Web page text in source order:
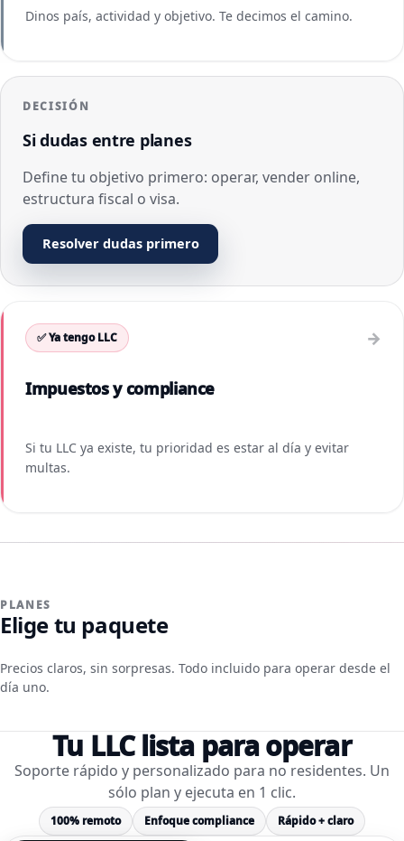
Dinos país, actividad y objetivo. Te decimos el camino.
DECISIÓN
Si dudas entre planes
Define tu objetivo primero: operar, vender online,
estructura fiscal o visa.
Resolver dudas primero
✅ Ya tengo LLC →
Impuestos y compliance
Si tu LLC ya existe, tu prioridad es estar al día y evitar
multas.
PLANES
Elige tu paquete
Precios claros, sin sorpresas. Todo incluido para operar desde el
día uno.
Tu LLC lista para operar
Soporte rápido y personalizado para no residentes. Un
sólo plan y ejecuta en 1 clic.
100% remoto Enfoque compliance Rápido + claro